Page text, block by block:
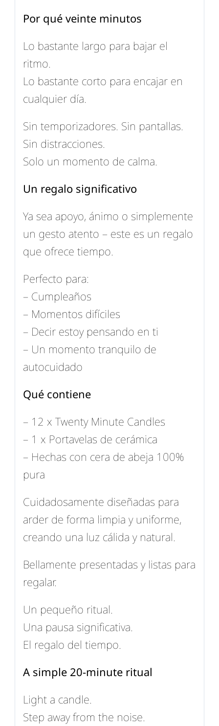
Por qué veinte minutos
Lo bastante largo para bajar el
ritmo.
Lo bastante corto para encajar en
cualquier día.
Sin temporizadores. Sin pantallas.
Sin distracciones.
Solo un momento de calma.
Un regalo significativo
Ya sea apoyo, ánimo o simplemente
un gesto atento – este es un regalo
que ofrece tiempo.
Perfecto para:
– Cumpleaños
– Momentos difíciles
– Decir estoy pensando en ti
– Un momento tranquilo de
autocuidado
Qué contiene
– 12 x Twenty Minute Candles
– 1 x Portavelas de cerámica
– Hechas con cera de abeja 100%
pura
Cuidadosamente diseñadas para
arder de forma limpia y uniforme,
creando una luz cálida y natural.
Bellamente presentadas y listas para
regalar.
Un pequeño ritual.
Una pausa significativa.
El regalo del tiempo.
A simple 20-minute ritual
Light a candle.
Step away from the noise.